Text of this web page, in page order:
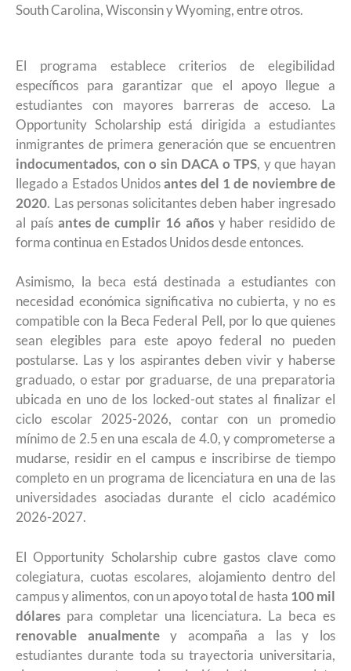
South Carolina, Wisconsin y Wyoming, entre otros.
El programa establece criterios de elegibilidad
específicos para garantizar que el apoyo llegue a
estudiantes con mayores barreras de acceso. La
Opportunity Scholarship está dirigida a estudiantes
inmigrantes de primera generación que se encuentren
indocumentados, con o sin DACA o TPS, y que hayan
llegado a Estados Unidosantes del 1 de noviembre de
2020. Las personas solicitantes deben haber ingresado
al país antes de cumplir 16 añosy haber residido de
forma continua en Estados Unidos desde entonces.
Asimismo, la beca está destinada a estudiantes con
necesidad económica significativa no cubierta, y no es
compatible con la Beca Federal Pell, por lo que quienes
sean elegibles para este apoyo federal no pueden
postularse. Las y los aspirantes deben vivir y haberse
graduado, o estar por graduarse, de una preparatoria
ubicada en uno de los locked-out states al finalizar el
ciclo escolar 2025-2026, contar con un promedio
mínimo de 2.5 en una escala de 4.0, y comprometerse a
mudarse, residir en el campus e inscribirse de tiempo
completo en un programa de licenciatura en una de las
universidades asociadas durante el ciclo académico
2026-2027.
El Opportunity Scholarship cubre gastos clave como
colegiatura, cuotas escolares, alojamiento dentro del
campus y alimentos, con un apoyo total de hasta 100 mil
dólares para completar una licenciatura. La beca es
renovable anualmentey acompaña a las y los
estudiantes durante toda su trayectoria universitaria,